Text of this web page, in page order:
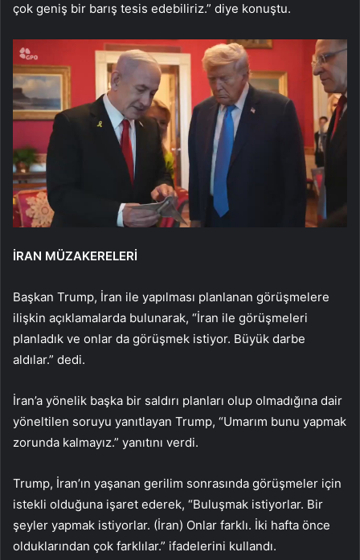
çok geniş bir barış tesis edebiliriz.” diye konuştu.
İRAN MÜZAKERELERİ
Başkan Trump, İran ile yapılması planlanan görüşmelere
ilişkin açıklamalarda bulunarak, “İran ile görüşmeleri
planladık ve onlar da görüşmek istiyor. Büyük darbe
aldılar.” dedi.
İran’a yönelik başka bir saldırı planları olup olmadığına dair
yöneltilen soruyu yanıtlayan Trump, “Umarım bunu yapmak
zorunda kalmayız.” yanıtını verdi.
Trump, İran’ın yaşanan gerilim sonrasında görüşmeler için
istekli olduğuna işaret ederek, “Buluşmak istiyorlar. Bir
şeyler yapmak istiyorlar. (İran) Onlar farklı. İki hafta önce
olduklarından çok farklılar.” ifadelerini kullandı.